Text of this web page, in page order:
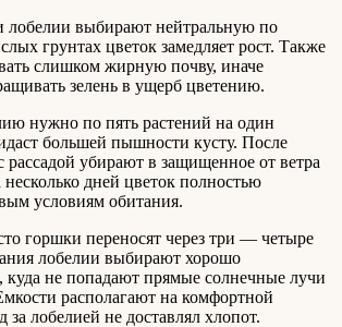
лобелии выбирают нейтральную по
грунтах цветок замедляет рост. Также
слишком жирную почву, иначе
зелень в ущерб цветению.
нужно по пять растений на один
большей пышности кусту. После
рассадой убирают в защищенное от ветра
дней цветок полностью
условиям обитания.
горшки переносят через три — четыре
лобелии выбирают хорошо
куда не попадают прямые солнечные лучи
располагают на комфортной
за лобелией не доставлял хлопот.